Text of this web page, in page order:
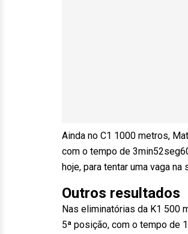
Ainda no C1 1000 metros,
com o tempo de
hoje, para tentar uma vaga na
Outros resultados
Nas eliminatórias da K1 500
5ª posição, com o tempo de